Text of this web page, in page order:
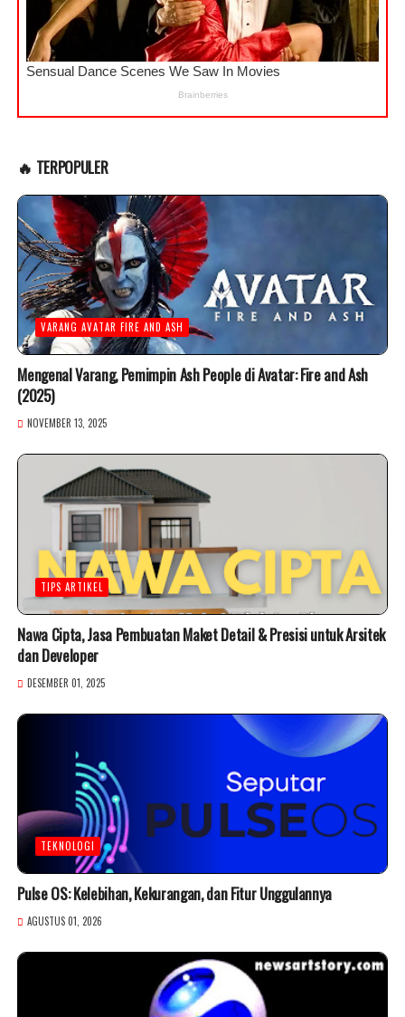
🔥 TERPOPULER
VARANG AVATAR FIRE AND ASH
Mengenal Varang, Pemimpin Ash People di Avatar: Fire and Ash
(2025)
NOVEMBER 13, 2025
TIPS ARTIKEL
Nawa Cipta, Jasa Pembuatan Maket Detail & Presisi untuk Arsitek
dan Developer
DESEMBER 01, 2025
TEKNOLOGI
Pulse OS: Kelebihan, Kekurangan, dan Fitur Unggulannya
AGUSTUS 01, 2026